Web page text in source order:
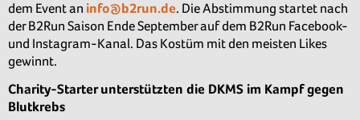
dem Event an info@b2run.de. Die Abstimmung startet nach
der B2Run Saison Ende September auf dem B2Run Facebook-
und Instagram-Kanal. Das Kostüm mit den meisten Likes
gewinnt.
Charity-Starter unterstützten die DKMS im Kampf gegen
Blutkrebs